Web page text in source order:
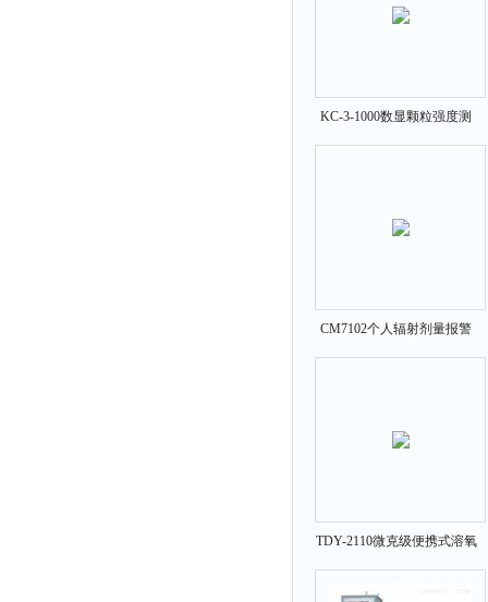
KC-3-1000数显颗粒强度测
定仪
CM7102个人辐射剂量报警
仪
TDY-2110微克级便携式溶氧
仪TDY-2110